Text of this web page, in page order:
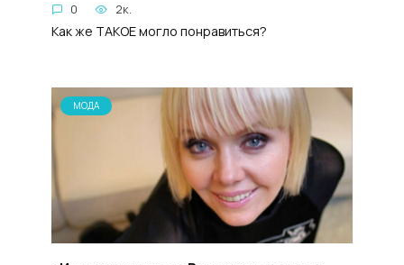
0 2к.
Как же ТАКОЕ могло понравиться?
МОДА